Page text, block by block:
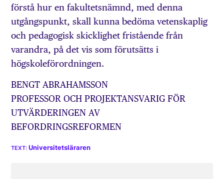
förstå hur en fakultetsnämnd, med denna
utgångspunkt, skall kunna bedöma vetenskaplig
och pedagogisk skicklighet fristående från
varandra, på det vis som förutsätts i
högskoleförordningen.
BENGT ABRAHAMSSON
PROFESSOR OCH PROJEKTANSVARIG FÖR
UTVÄRDERINGEN AV
BEFORDRINGSREFORMEN
Universitetsläraren